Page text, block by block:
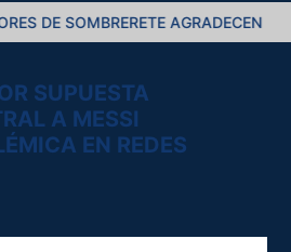
AGRADECEN APOYOS
SUPUESTA
A MESSI
EN REDES